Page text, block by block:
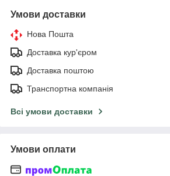
Умови доставки
Нова Пошта
Доставка кур'єром
Доставка поштою
Транспортна компанія
Всі умови доставки
Умови оплати